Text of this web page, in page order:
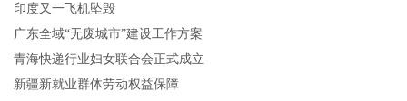
印度又一飞机坠毁
广东全域“无废城市”建设工作方案
青海快递行业妇女联合会正式成立
新疆新就业群体劳动权益保障